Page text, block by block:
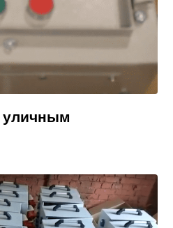
уличным